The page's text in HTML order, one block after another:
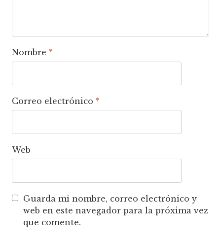
Nombre *
Correo electrónico *
Web
Guarda mi nombre, correo electrónico y
web en este navegador para la próxima vez
que comente.